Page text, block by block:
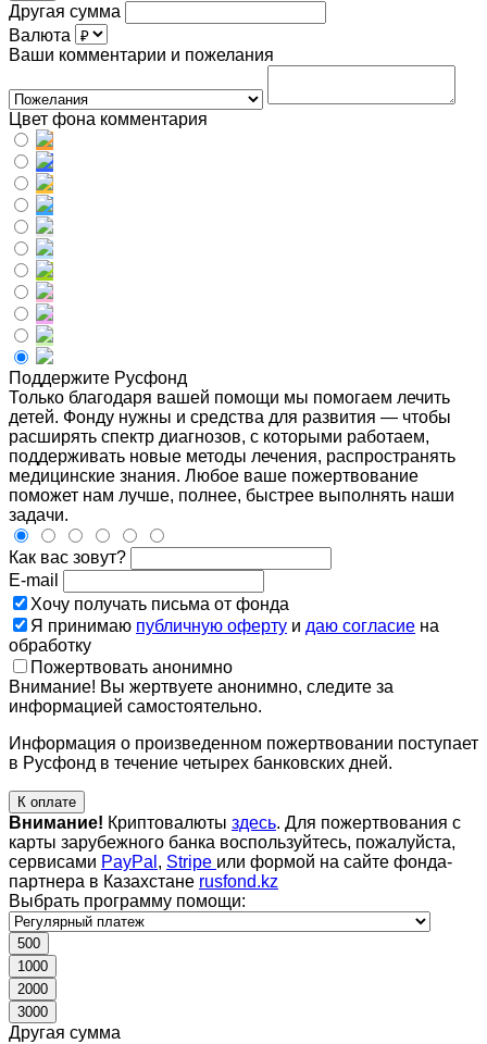
Другая сумма
Валюта
Ваши комментарии и пожелания
Цвет фона комментария
Поддержите Русфонд
Только благодаря вашей помощи мы помогаем лечить
детей. Фонду нужны и средства для развития — чтобы
расширять спектр диагнозов, с которыми работаем,
поддерживать новые методы лечения, распространять
медицинские знания. Любое ваше пожертвование
поможет нам лучше, полнее, быстрее выполнять наши
задачи.
Как вас зовут?
E-mail
Хочу получать письма от фонда
Я принимаю публичную оферту и даю согласие на
обработку
Пожертвовать анонимно
Внимание! Вы жертвуете анонимно, следите за
информацией самостоятельно.
Информация о произведенном пожертвовании поступает
в Русфонд в течение четырех банковских дней.
К оплате
Внимание! Криптовалюты здесь. Для пожертвования с
карты зарубежного банка воспользуйтесь, пожалуйста,
сервисами PayPal , Stripe или формой на сайте фонда-
партнера в Казахстане rusfond.kz
Выбрать программу помощи:
500
1000
2000
3000
Другая сумма